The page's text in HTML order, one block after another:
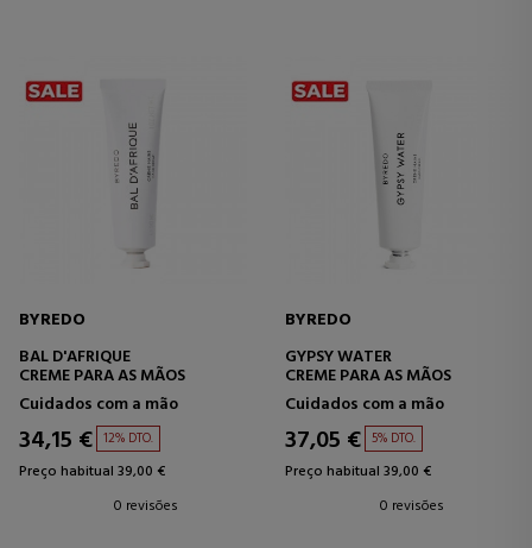
BYREDO
BAL D'AFRIQUE
CREME PARA AS MÃOS
Cuidados com a mão
34,15 € 12% DTO.
Preço habitual 39,00 €
0 revisões
BYREDO
GYPSY WATER
CREME PARA AS MÃOS
Cuidados com a mão
37,05 € 5% DTO.
Preço habitual 39,00 €
0 revisões